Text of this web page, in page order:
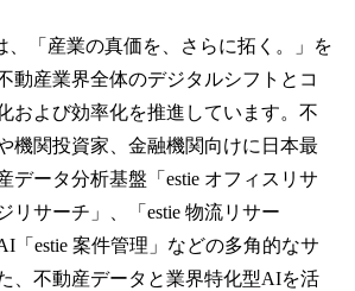
、「産業の真価を、さらに拓く。」を
動産業界全体のデジタルシフトとコ
および効率化を推進しています。不
機関投資家、金融機関向けに日本最
データ分析基盤「estie オフィスリサ
リサーチ」、「estie 物流リサー
「estie 案件管理」などの多角的なサ
、不動産データと業界特化型AIを活